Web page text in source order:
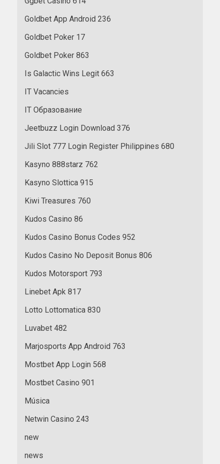
Goldbet App Android 236
Goldbet Poker 17
Goldbet Poker 863
Is Galactic Wins Legit 663
IT Vacancies
IT Образование
Jeetbuzz Login Download 376
Jili Slot 777 Login Register Philippines 680
Kasyno 888starz 762
Kasyno Slottica 915
Kiwi Treasures 760
Kudos Casino 86
Kudos Casino Bonus Codes 952
Kudos Casino No Deposit Bonus 806
Kudos Motorsport 793
Linebet Apk 817
Lotto Lottomatica 830
Luvabet 482
Marjosports App Android 763
Mostbet App Login 568
Mostbet Casino 901
Música
Netwin Casino 243
new
news